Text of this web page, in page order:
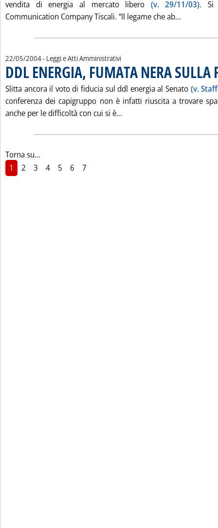
vendita di energia al mercato libero (v. 29/11/03). Si
Communication Company Tiscali. “Il legame che ab...
22/05/2004- Leggi e Atti Amministrativi
DDL ENERGIA, FUMATA NERA SULLA
Slitta ancora il voto di fiducia sul ddl energia al Senato (v.
conferenza dei capigruppo non è infatti riuscita a trovare
anche per le difficoltà con cui si è...
Torna su...
1
2 3 4 5 6 7